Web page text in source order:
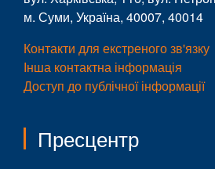
м. Суми, Україна, 40007, 40014
Контакти для екстреного зв'язку
Інша контактна інформація
Доступ до публічної інформації
Пресцентр